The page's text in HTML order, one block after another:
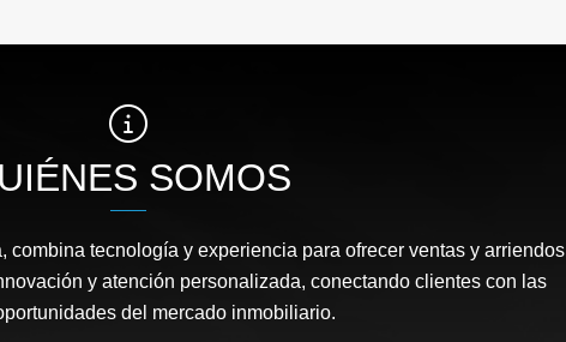
SOMOS
combina tecnología y experiencia para ofrecer ventas y arriendos
y atención personalizada, conectando clientes con las
del mercado inmobiliario.